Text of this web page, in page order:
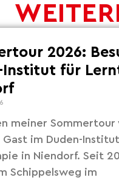
2026:
Institut für
meiner
Gast im Duden-
in Niendorf. Seit
Schippelsweg im